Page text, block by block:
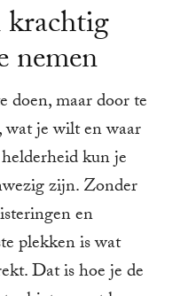
nemen
doen, maar door te
je wilt en waar
kun je
zijn. Zonder
en
plekken is wat
Dat is hoe je de